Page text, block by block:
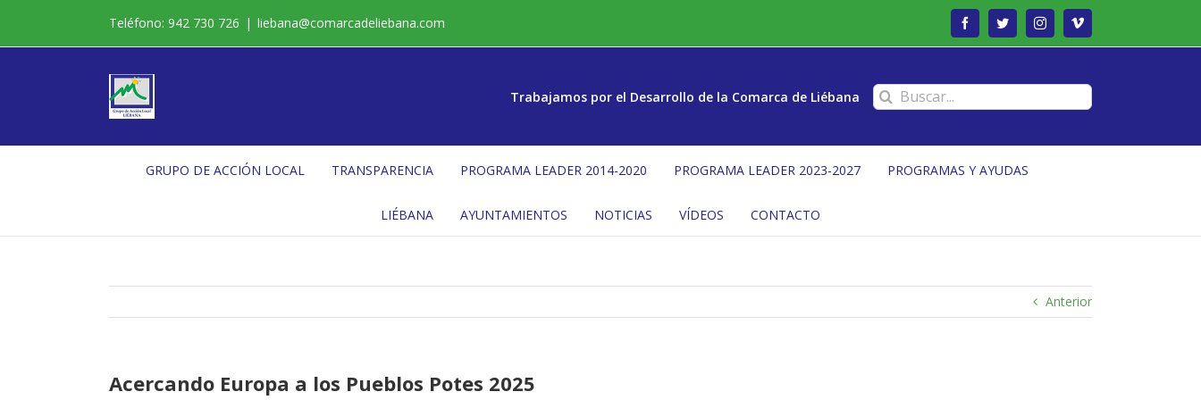
contenido
Teléfono: 942 730 726 | liebana@comarcadeliebana.com FacebookTwitterInstagramVimeo
Trabajamos por el Desarrollo de la Comarca de Liébana Buscar:
GRUPO DE ACCIÓN LOCAL TRANSPARENCIA PROGRAMA LEADER 2014-2020 PROGRAMA LEADER 2023-2027 PROGRAMAS Y AYUDAS
LIÉBANA AYUNTAMIENTOS NOTICIAS VÍDEOS CONTACTO
Anterior
Acercando Europa a los Pueblos Potes 2025